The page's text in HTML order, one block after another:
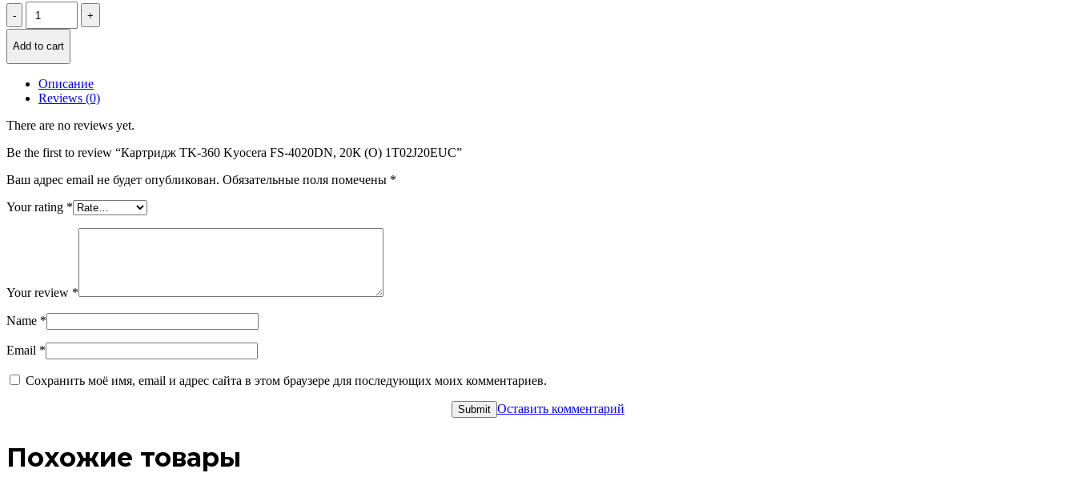
Количество
Картридж
360
Kyocera
4020DN,
(O)
Add to cart
Описание
Reviews (0)
There are no reviews yet.
Be the first to review “Картридж TK-360 Kyocera FS-4020DN, 20К (O) 1T02J20EUC”
Ваш адрес email не будет опубликован. Обязательные поля помечены *
Your rating *
Your review *
Name *
Email *
Сохранить моё имя, email и адрес сайта в этом браузере для последующих моих комментариев.
Оставить комментарий
Похожие товары